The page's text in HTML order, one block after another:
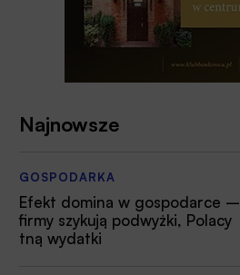
Najnowsze
GOSPODARKA
Efekt domina w gospodarce –
firmy szykują podwyżki, Polacy
tną wydatki